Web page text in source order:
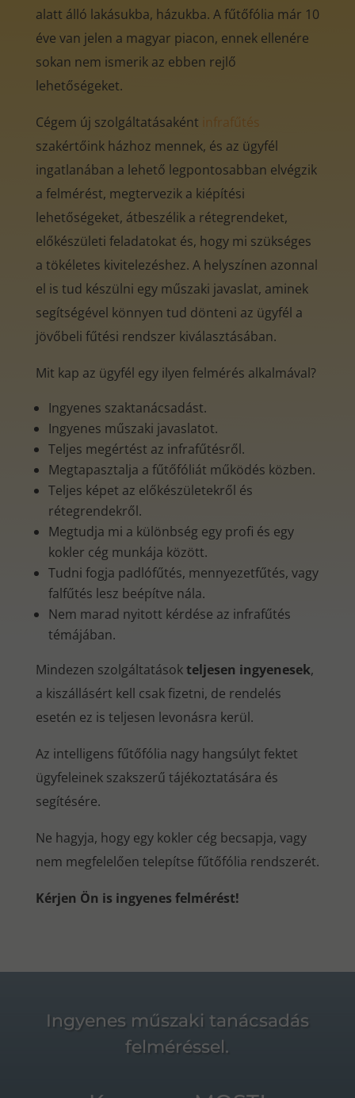
alatt álló lakásukba, házukba. A fűtőfólia már 10
éve van jelen a magyar piacon, ennek ellenére
sokan nem ismerik az ebben rejlő
lehetőségeket.
Cégem új szolgáltatásaként infrafűtés
szakértőink házhoz mennek, és az ügyfél
ingatlanában a lehető legpontosabban elvégzik
a felmérést, megtervezik a kiépítési
lehetőségeket, átbeszélik a rétegrendeket,
előkészületi feladatokat és, hogy mi szükséges
a tökéletes kivitelezéshez. A helyszínen azonnal
el is tud készülni egy műszaki javaslat, aminek
segítségével könnyen tud dönteni az ügyfél a
jövőbeli fűtési rendszer kiválasztásában.
Mit kap az ügyfél egy ilyen felmérés alkalmával?
Ingyenes szaktanácsadást.
Ingyenes műszaki javaslatot.
Teljes megértést az infrafűtésről.
Megtapasztalja a fűtőfóliát működés közben.
Teljes képet az előkészületekről és
rétegrendekről.
Megtudja mi a különbség egy profi és egy
kokler cég munkája között.
Tudni fogja padlófűtés, mennyezetfűtés, vagy
falfűtés lesz beépítve nála.
Nem marad nyitott kérdése az infrafűtés
témájában.
Mindezen szolgáltatásokteljesen ingyenesek,
a kiszállásért kell csak fizetni, de rendelés
esetén ez is teljesen levonásra kerül.
Az intelligens fűtőfólia nagy hangsúlyt fektet
ügyfeleinek szakszerű tájékoztatására és
segítésére.
Ne hagyja, hogy egy kokler cég becsapja, vagy
nem megfelelően telepítse fűtőfólia rendszerét.
Kérjen Ön is ingyenes felmérést!
Ingyenes műszaki tanácsadás
felméréssel.